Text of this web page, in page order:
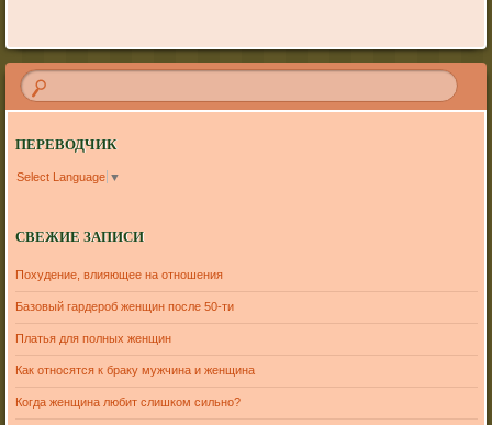
ПЕРЕВОДЧИК
Select Language ▼
СВЕЖИЕ ЗАПИСИ
Похудение, влияющее на отношения
Базовый гардероб женщин после 50-ти
Платья для полных женщин
Как относятся к браку мужчина и женщина
Когда женщина любит слишком сильно?